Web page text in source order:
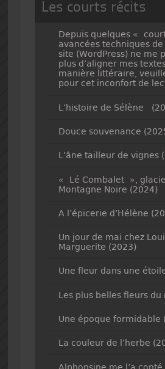
Les courts récits
Depuis quelques «
avancées techniques de
site (WordPress) ne me
plus d’aligner mes
manière littéraire,
pour cet inconfort de
L’histoire de Sélène
Douce souvenance
L’âne tailleur de vignes
« Lé Combalet »,
Montagne Noire (2024)
A l’épicerie d’Hélène
Un jour de mai chez
Marguerite (2023)
Une fleur dans une
Les plus belles fleurs du
Une époque formidable
La couleur de l’herbe
Alphonsine me l’a